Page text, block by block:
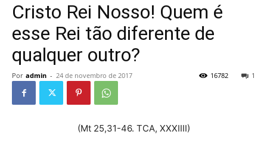
Cristo Rei Nosso! Quem é
esse Rei tão diferente de
qualquer outro?
Por admin - 24 de novembro de 2017 1
16782
(Mt 25,31-46. TCA, XXXIIII)